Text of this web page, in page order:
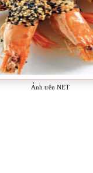
Ảnh trên NET